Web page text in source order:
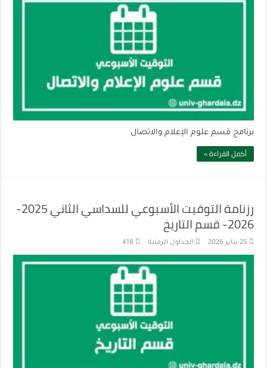
برنامج قسم علوم الإعلام والاتصال
أكمل القراءة »
رزنامة التوقيت الأسبوعي للسداسي الثاني 2025-
2026- قسم التاريخ
25 يناير 2026 الجداول الزمنية 418